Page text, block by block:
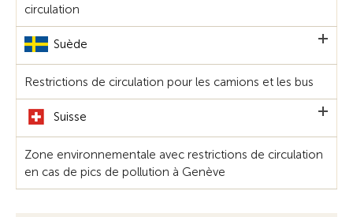
circulation
Suède
Restrictions de circulation pour les camions et les bus
Suisse
Zone environnementale avec restrictions de circulation
en cas de pics de pollution à Genève